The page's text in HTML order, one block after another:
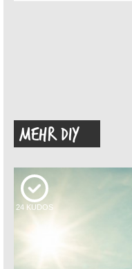
MEHR DIY
24 KUDOS